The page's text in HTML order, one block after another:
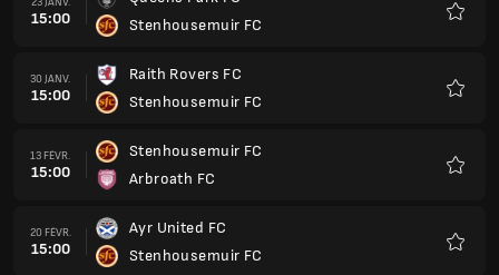
15:00
Stenhousemuir FC
30 JANV.
15:00
Raith Rovers FC
Stenhousemuir FC
13 FÉVR.
15:00
Stenhousemuir FC
Arbroath FC
20 FÉVR.
15:00
Ayr United FC
Stenhousemuir FC